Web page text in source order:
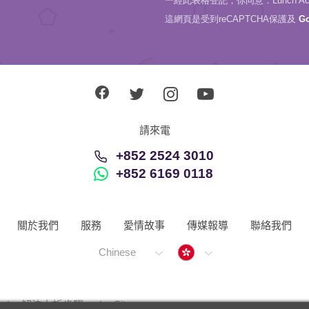
這網頁是受到reCAPTCHA保護及
請來電
+852 2524 3010
+852 6169 0118
關於我們 服務 愛情故事 傳媒報導 聯絡我們
Chinese Hong Kong
解決上訴步驟 Sitemap